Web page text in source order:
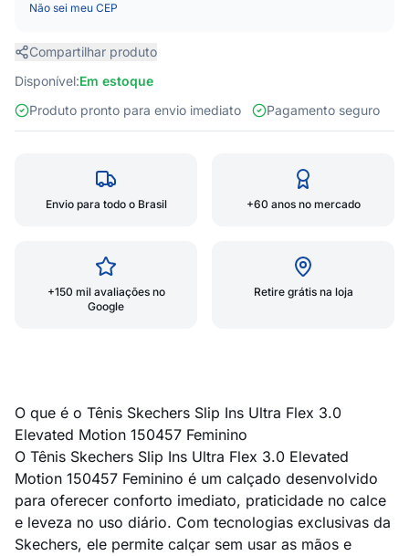
Não sei meu CEP
Compartilhar produto
Disponível:Em estoque
Produto pronto para envio imediato
Pagamento seguro
Envio para todo o Brasil +60 anos no mercado
+150 mil avaliações no
Google
Retire grátis na loja
O que é o Tênis Skechers Slip Ins Ultra Flex 3.0
Elevated Motion 150457 Feminino
O Tênis Skechers Slip Ins Ultra Flex 3.0 Elevated
Motion 150457 Feminino é um calçado desenvolvido
para oferecer conforto imediato, praticidade no calce
e leveza no uso diário. Com tecnologias exclusivas da
Skechers, ele permite calçar sem usar as mãos e